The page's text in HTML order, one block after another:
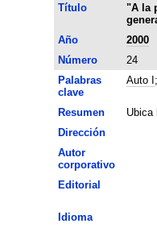
Título
"A la
Año
2000
Número
24
Palabras
clave
Auto I ;
Resumen
Ubica
Dirección
Autor
corporativo
Editorial
Idioma